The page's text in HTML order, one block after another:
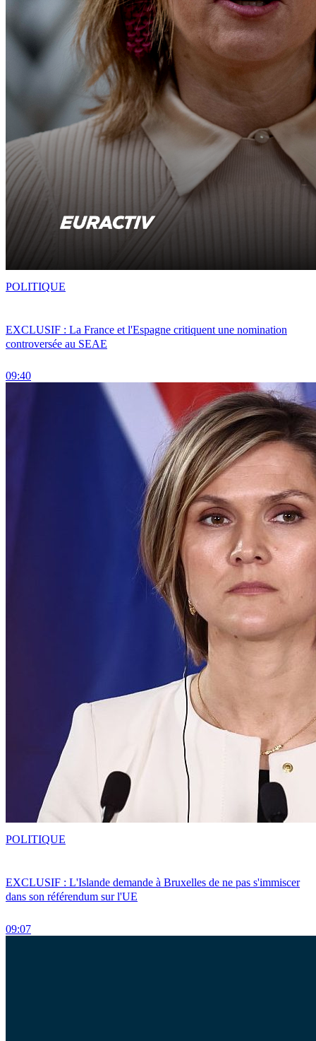
EXCLUSIF : La France et l'Espagne critiquent une nomination
controversée au SEAE
09:40
POLITIQUE
EXCLUSIF : L'Islande demande à Bruxelles de ne pas s'immiscer
dans son référendum sur l'UE
09:07
POLITIQUE